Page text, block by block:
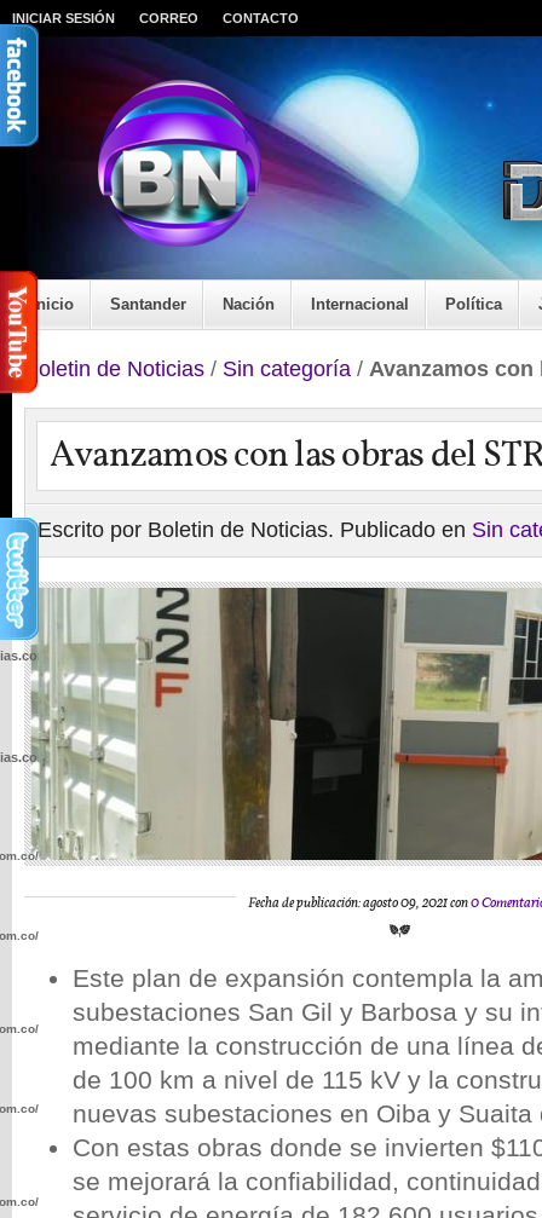
INICIAR SESIÓN CORREO CONTACTO
Inicio Santander Nación Internacional Política
Boletin de Noticias / Sin categoría / Avanzamos con
Avanzamos con las obras del
Escrito por Boletin de Noticias. Publicado en Sin
Fecha de publicación: agosto 09, 2021 con0
Este plan de expansión contempla la
subestaciones San Gil y Barbosa y su
mediante la construcción de una línea
de 100 km a nivel de 115 kV y la
nuevas subestaciones en Oiba y Suaita
Con estas obras donde se invierten
se mejorará la confiabilidad,
wp-
wp-
wp-
wp-
wp-
wp-
wp-